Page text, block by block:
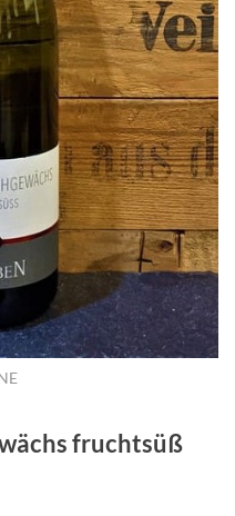
fruchtsüß